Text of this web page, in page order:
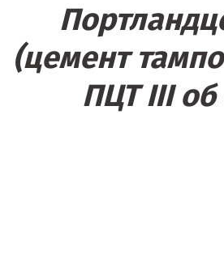
(цемент
ПЦТ III об